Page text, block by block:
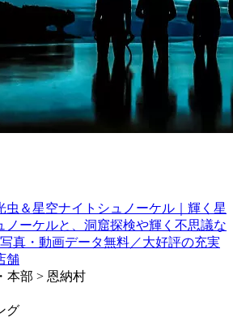
虫＆星空ナイトシュノーケル｜輝く星
ノーケルと、洞窟探検や輝く不思議な
真・動画データ無料／大好評の充実
舗
本部 > 恩納村
グ